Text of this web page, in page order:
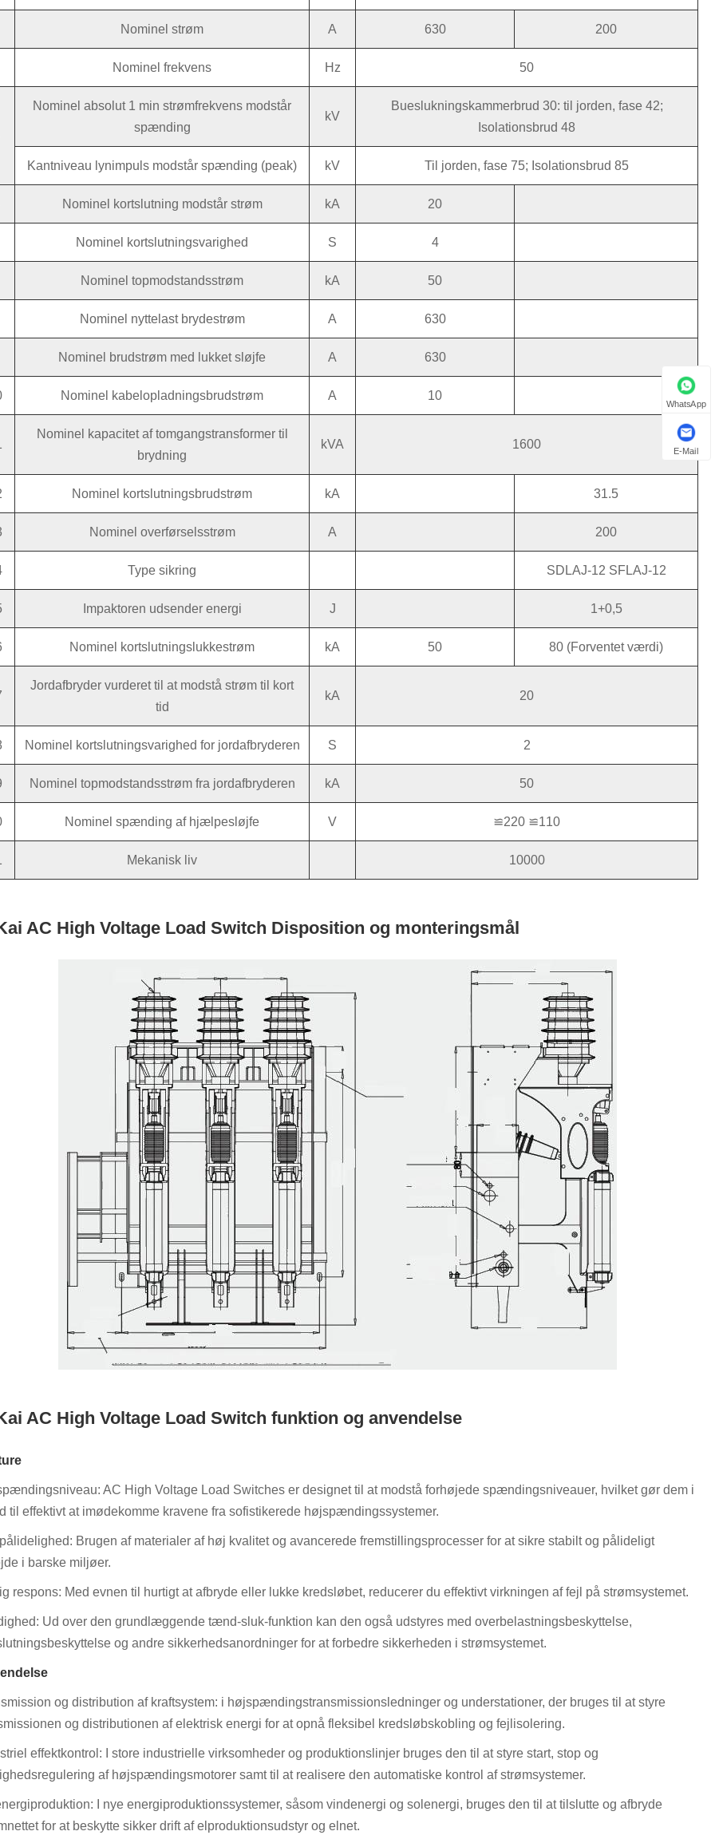
Nominel strøm A 630 200
Nominel frekvens Hz 50
Nominel absolut 1 min strømfrekvens modstår
spænding
kV
Bueslukningskammerbrud 30: til jorden, fase 42;
Isolationsbrud 48
Kantniveau lynimpuls modstår spænding (peak) kV Til jorden, fase 75; Isolationsbrud 85
Nominel kortslutning modstår strøm kA 20
Nominel kortslutningsvarighed S 4
Nominel topmodstandsstrøm kA 50
Nominel nyttelast brydestrøm A 630
Nominel brudstrøm med lukket sløjfe A 630
Nominel kabelopladningsbrudstrøm A 10
Nominel kapacitet af tomgangstransformer til
brydning
kVA 1600
Nominel kortslutningsbrudstrøm kA 31.5
Nominel overførselsstrøm A 200
Type sikring SDLAJ-12 SFLAJ-12
Impaktoren udsender energi J 1+0,5
Nominel kortslutningslukkestrøm kA 50 80 (Forventet værdi)
Jordafbryder vurderet til at modstå strøm til kort
tid
kA 20
Nominel kortslutningsvarighed for jordafbryderen S 2
Nominel topmodstandsstrøm fra jordafbryderen kA 50
Nominel spænding af hjælpesløjfe V ≌220 ≌110
Mekanisk liv 10000
AC High Voltage Load Switch Disposition og monteringsmål
AC High Voltage Load Switch funktion og anvendelse
AC High Voltage Load Switches er designet til at modstå forhøjede spændingsniveauer, hvilket gør dem i
til effektivt at imødekomme kravene fra sofistikerede højspændingssystemer.
Brugen af ​​materialer af høj kvalitet og avancerede fremstillingsprocesser for at sikre stabilt og pålideligt
i barske miljøer.
respons: Med evnen til hurtigt at afbryde eller lukke kredsløbet, reducerer du effektivt virkningen af ​​fejl på strømsystemet.
Ud over den grundlæggende tænd-sluk-funktion kan den også udstyres med overbelastningsbeskyttelse,
og andre sikkerhedsanordninger for at forbedre sikkerheden i strømsystemet.
og distribution af kraftsystem: i højspændingstransmissionsledninger og understationer, der bruges til at styre
og distributionen af ​​elektrisk energi for at opnå fleksibel kredsløbskobling og fejlisolering.
effektkontrol: I store industrielle virksomheder og produktionslinjer bruges den til at styre start, stop og
af højspændingsmotorer samt til at realisere den automatiske kontrol af strømsystemer.
I nye energiproduktionssystemer, såsom vindenergi og solenergi, bruges den til at tilslutte og afbryde
for at beskytte sikker drift af elproduktionsudstyr og elnet.
WhatsApp
E-Mail